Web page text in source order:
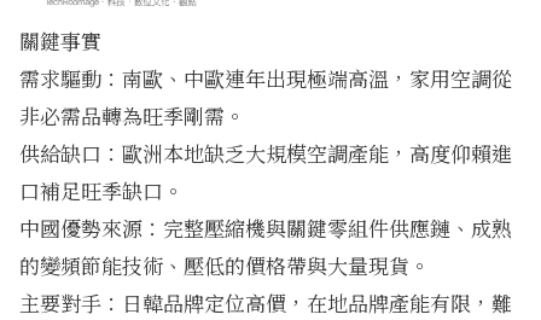
關鍵事實
需求驅動：南歐、中歐連年出現極端高溫，家用空調從
非必需品轉為旺季剛需。
供給缺口：歐洲本地缺乏大規模空調產能，高度仰賴進
口補足旺季缺口。
中國優勢來源：完整壓縮機與關鍵零組件供應鏈、成熟
的變頻節能技術、壓低的價格帶與大量現貨。
主要對手：日韓品牌定位高價，在地品牌產能有限，難